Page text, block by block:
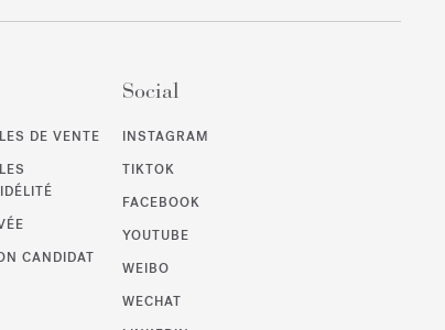
DE VENTE
CANDIDAT
Social
INSTAGRAM
TIKTOK
FACEBOOK
YOUTUBE
WEIBO
WECHAT